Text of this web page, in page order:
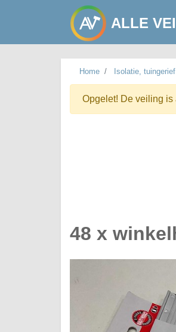
ALLE
Home Isolatie,
Opgelet! De veiling is
48 x